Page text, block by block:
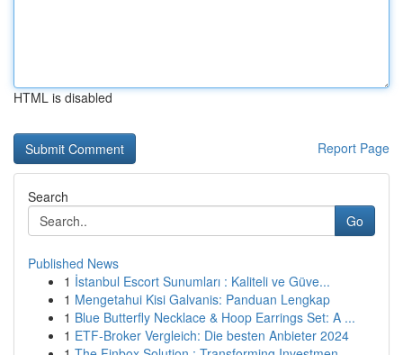
HTML is disabled
Report Page
Search
Go
Published News
1 İstanbul Escort Sunumları : Kaliteli ve Güve...
1 Mengetahui Kisi Galvanis: Panduan Lengkap
1 Blue Butterfly Necklace & Hoop Earrings Set: A ...
1 ETF-Broker Vergleich: Die besten Anbieter 2024